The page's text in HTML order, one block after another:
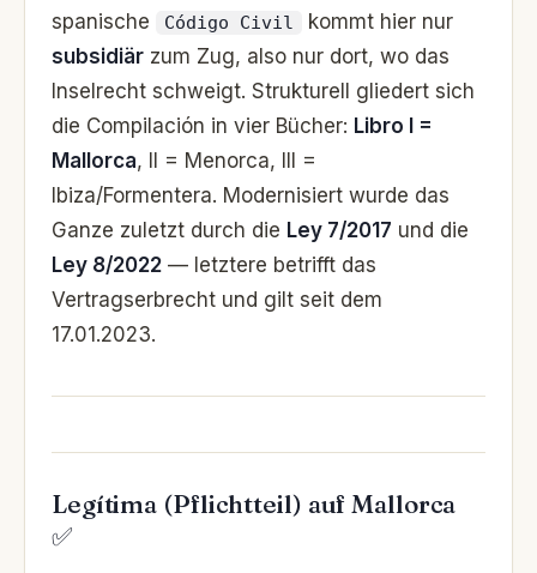
spanische
Código Civil
kommt hier nur
subsidiär zum Zug, also nur dort, wo das
Inselrecht schweigt. Strukturell gliedert sich
die Compilación in vier Bücher: Libro I =
Mallorca, II = Menorca, III =
Ibiza/Formentera. Modernisiert wurde das
Ganze zuletzt durch die Ley 7/2017 und die
Ley 8/2022 — letztere betrifft das
Vertragserbrecht und gilt seit dem
17.01.2023.
Legítima (Pflichtteil) auf Mallorca
✅